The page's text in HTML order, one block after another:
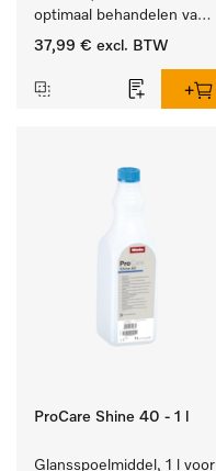
optimaal behandelen van
laboratoriumhulpstukken.
37,99 € excl. BTW
ProCare Shine 40 - 1 l
Glansspoelmiddel, 1 l voor